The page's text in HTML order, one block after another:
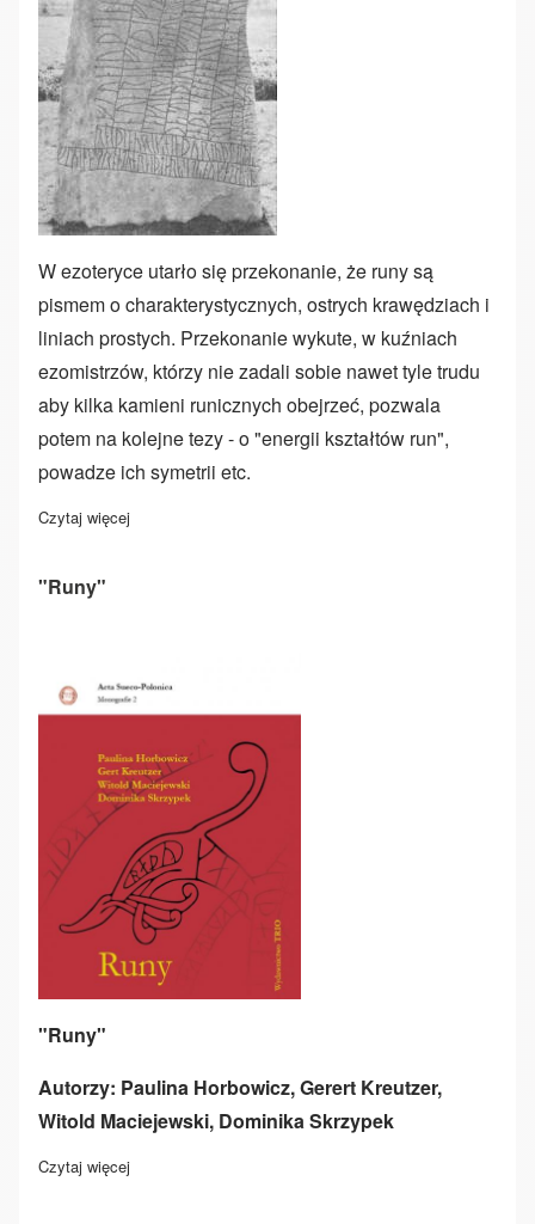
W ezoteryce utarło się przekonanie, że runy są
pismem o charakterystycznych, ostrych krawędziach i
liniach prostych. Przekonanie wykute, w kuźniach
ezomistrzów, którzy nie zadali sobie nawet tyle trudu
aby kilka kamieni runicznych obejrzeć, pozwala
potem na kolejne tezy - o "energii kształtów run",
powadze ich symetrii etc.
Czytaj więcej
"Runy"
"Runy"
Autorzy: Paulina Horbowicz, Gerert Kreutzer,
Witold Maciejewski, Dominika Skrzypek
Czytaj więcej